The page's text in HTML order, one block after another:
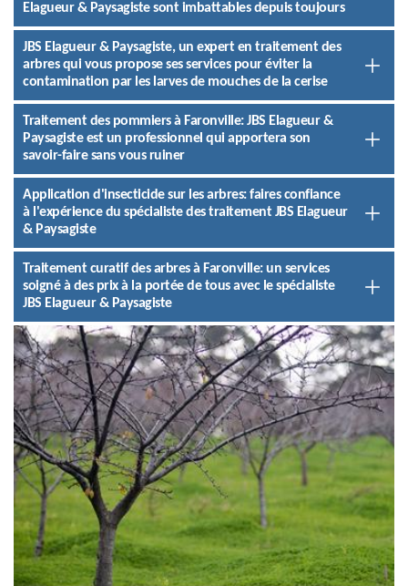
Elagueur & Paysagiste sont imbattables depuis toujours
JBS Elagueur & Paysagiste, un expert en traitement des
arbres qui vous propose ses services pour éviter la
contamination par les larves de mouches de la cerise
Traitement des pommiers à Faronville: JBS Elagueur &
Paysagiste est un professionnel qui apportera son
savoir-faire sans vous ruiner
Application d'insecticide sur les arbres: faires confiance
à l'expérience du spécialiste des traitement JBS Elagueur
& Paysagiste
Traitement curatif des arbres à Faronville: un services
soigné à des prix à la portée de tous avec le spécialiste
JBS Elagueur & Paysagiste